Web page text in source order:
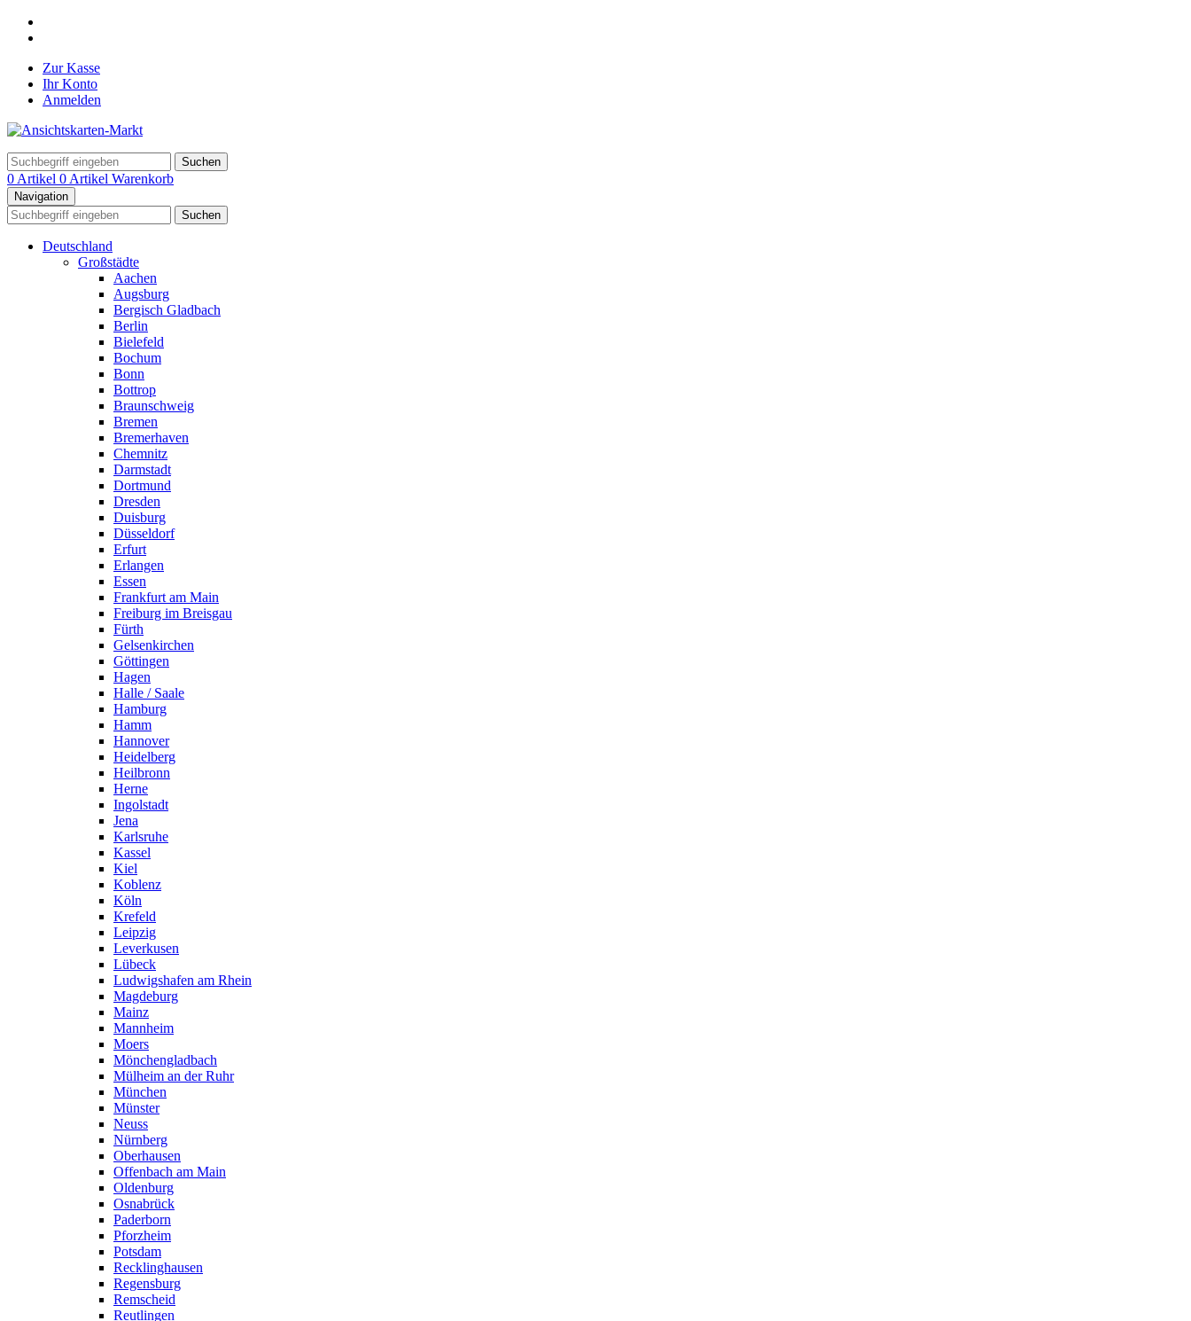
Zur Kasse
Ihr Konto
Anmelden
Suchen
0 Artikel 0 Artikel Warenkorb
Navigation
Suchen
Deutschland
Großstädte
Aachen
Augsburg
Bergisch Gladbach
Berlin
Bielefeld
Bochum
Bonn
Bottrop
Braunschweig
Bremen
Bremerhaven
Chemnitz
Darmstadt
Dortmund
Dresden
Duisburg
Düsseldorf
Erfurt
Erlangen
Essen
Frankfurt am Main
Freiburg im Breisgau
Fürth
Gelsenkirchen
Göttingen
Hagen
Halle / Saale
Hamburg
Hamm
Hannover
Heidelberg
Heilbronn
Herne
Ingolstadt
Jena
Karlsruhe
Kassel
Kiel
Koblenz
Köln
Krefeld
Leipzig
Leverkusen
Lübeck
Ludwigshafen am Rhein
Magdeburg
Mainz
Mannheim
Moers
Mönchengladbach
Mülheim an der Ruhr
München
Münster
Neuss
Nürnberg
Oberhausen
Offenbach am Main
Oldenburg
Osnabrück
Paderborn
Pforzheim
Potsdam
Recklinghausen
Regensburg
Remscheid
Reutlingen